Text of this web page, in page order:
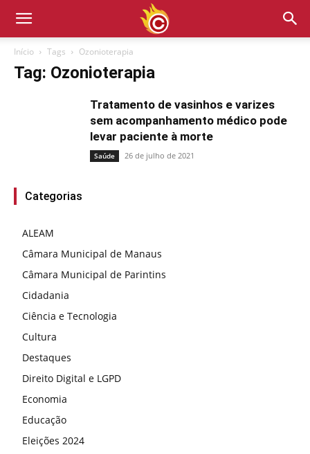
Início Tags Ozonioterapia
Tag: Ozonioterapia
Tratamento de vasinhos e varizes
sem acompanhamento médico pode
levar paciente à morte
Saúde 26 de julho de 2021
Categorias
ALEAM
Câmara Municipal de Manaus
Câmara Municipal de Parintins
Cidadania
Ciência e Tecnologia
Cultura
Destaques
Direito Digital e LGPD
Economia
Educação
Eleições 2024